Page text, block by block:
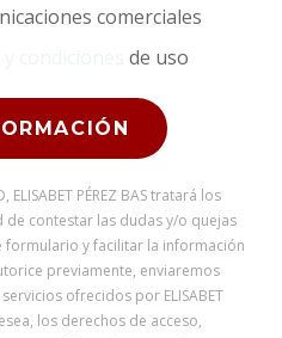
comerciales
de uso
PÉREZ BAS tratará los
contestar las dudas y/o quejas
formulario y facilitar la información
previamente, enviaremos
ofrecidos por ELISABET
los derechos de acceso,